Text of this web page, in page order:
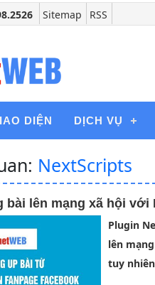
Sitemap RSS
DIỆN DỊCH VỤ
NextScripts
bài lên mạng xã hội
Plugin
lên
tuy